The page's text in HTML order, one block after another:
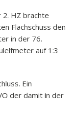
2. HZ brachte
Flachschuss den
in der 76.
auf 1:3
Ein
der damit in der